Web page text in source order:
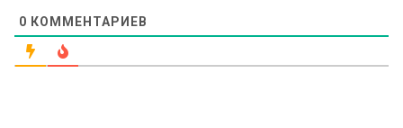
0 КОММЕНТАРИЕВ